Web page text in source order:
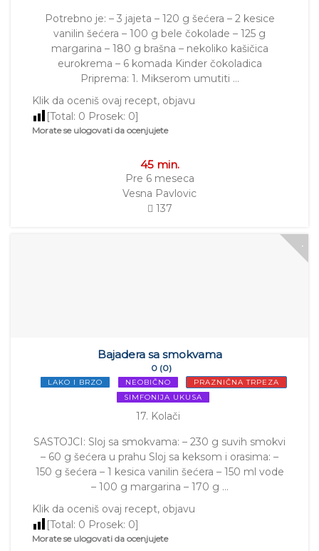
Potrebno je: – 3 jajeta – 120 g šećera – 2 kesice
vanilin šećera – 100 g bele čokolade – 125 g
margarina – 180 g brašna – nekoliko kašičica
eurokrema – 6 komada Kinder čokoladica
Priprema: 1. Mikserom umutiti …
Klik da oceniš ovaj recept, objavu
[Total: 0 Prosek: 0]
Morate se ulogovati da ocenjujete
45 min.
Pre 6 meseca
Vesna Pavlovic
137
Bajadera sa smokvama
0 (0)
LAKO I BRZO NEOBIČNO
PRAZNIČNA TRPEZA
SIMFONIJA UKUSA
17. Kolači
SASTOJCI: Sloj sa smokvama: – 230 g suvih smokvi
– 60 g šećera u prahu Sloj sa keksom i orasima: –
150 g šećera – 1 kesica vanilin šećera – 150 ml vode
– 100 g margarina – 170 g …
Klik da oceniš ovaj recept, objavu
[Total: 0 Prosek: 0]
Morate se ulogovati da ocenjujete